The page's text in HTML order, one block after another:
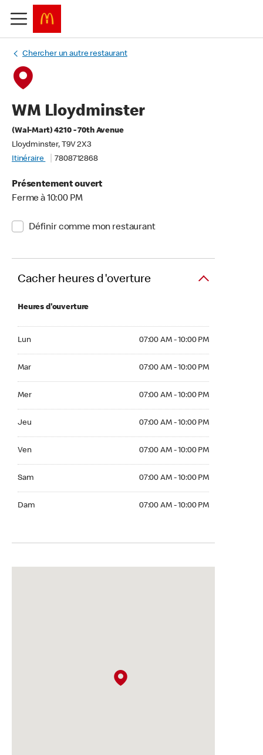
Chercher un autre restaurant
WM Lloydminster
(Wal-Mart) 4210 - 70th Avenue
Lloydminster, T9V 2X3
Itinéraire
7808712868
Présentement ouvert
Ferme à 10:00 PM
Définir comme mon restaurant
Cacher heures d'overture
Heures d'ouverture
Lun 07:00 AM - 10:00 PM
Mar 07:00 AM - 10:00 PM
Mer 07:00 AM - 10:00 PM
Jeu 07:00 AM - 10:00 PM
Ven 07:00 AM - 10:00 PM
Sam 07:00 AM - 10:00 PM
Dam 07:00 AM - 10:00 PM